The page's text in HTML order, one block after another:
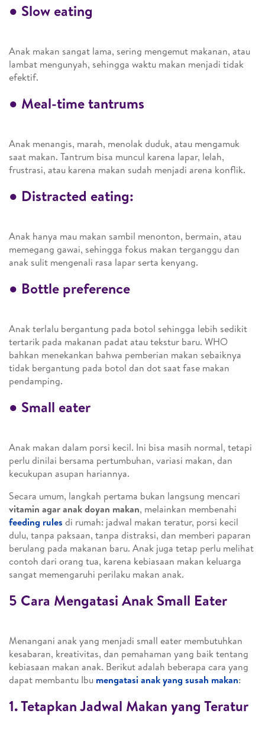
● Slow eating
Anak makan sangat lama, sering mengemut makanan, atau
lambat mengunyah, sehingga waktu makan menjadi tidak
efektif.
● Meal-time tantrums
Anak menangis, marah, menolak duduk, atau mengamuk
saat makan. Tantrum bisa muncul karena lapar, lelah,
frustrasi, atau karena makan sudah menjadi arena konflik.
● Distracted eating:
Anak hanya mau makan sambil menonton, bermain, atau
memegang gawai, sehingga fokus makan terganggu dan
anak sulit mengenali rasa lapar serta kenyang.
● Bottle preference
Anak terlalu bergantung pada botol sehingga lebih sedikit
tertarik pada makanan padat atau tekstur baru. WHO
bahkan menekankan bahwa pemberian makan sebaiknya
tidak bergantung pada botol dan dot saat fase makan
pendamping.
● Small eater
Anak makan dalam porsi kecil. Ini bisa masih normal, tetapi
perlu dinilai bersama pertumbuhan, variasi makan, dan
kecukupan asupan hariannya.
Secara umum, langkah pertama bukan langsung mencari
vitamin agar anak doyan makan, melainkan membenahi
feeding rules di rumah: jadwal makan teratur, porsi kecil
dulu, tanpa paksaan, tanpa distraksi, dan memberi paparan
berulang pada makanan baru. Anak juga tetap perlu melihat
contoh dari orang tua, karena kebiasaan makan keluarga
sangat memengaruhi perilaku makan anak.
5 Cara Mengatasi Anak Small Eater
Menangani anak yang menjadi small eater membutuhkan
kesabaran, kreativitas, dan pemahaman yang baik tentang
kebiasaan makan anak. Berikut adalah beberapa cara yang
dapat membantu Ibu mengatasi anak yang susah makan:
1. Tetapkan Jadwal Makan yang Teratur